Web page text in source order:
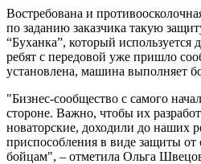
Востребована и
по заданию заказчика такую
“Буханка”, который
ребят с передовой уже пришло
установлена, машина выполняет
"Бизнес-сообщество с самого
стороне. Важно, чтобы их
новаторские, доходили до наших
приспособления в виде защиты от
бойцам", – отметила Ольга